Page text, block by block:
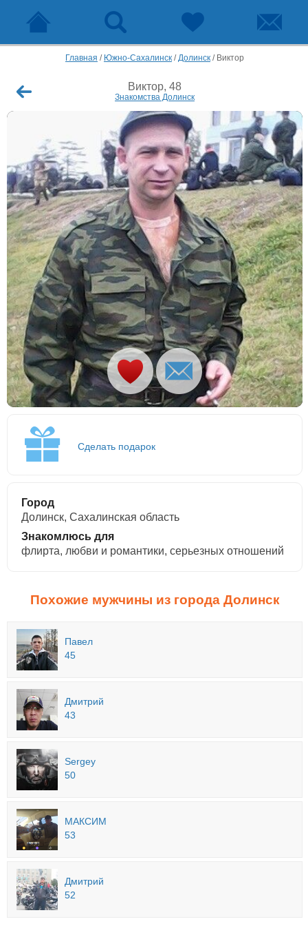
Главная / Южно-Сахалинск /Долинск / Виктор
Виктор, 48
Знакомства Долинск
Сделать подарок
Город
Долинск, Сахалинская область
Знакомлюсь для
флирта, любви и романтики, cерьезных отношений
Похожие мужчины из города Долинск
Павел
45
Дмитрий
43
Sergey
50
МАКСИМ
53
Дмитрий
52